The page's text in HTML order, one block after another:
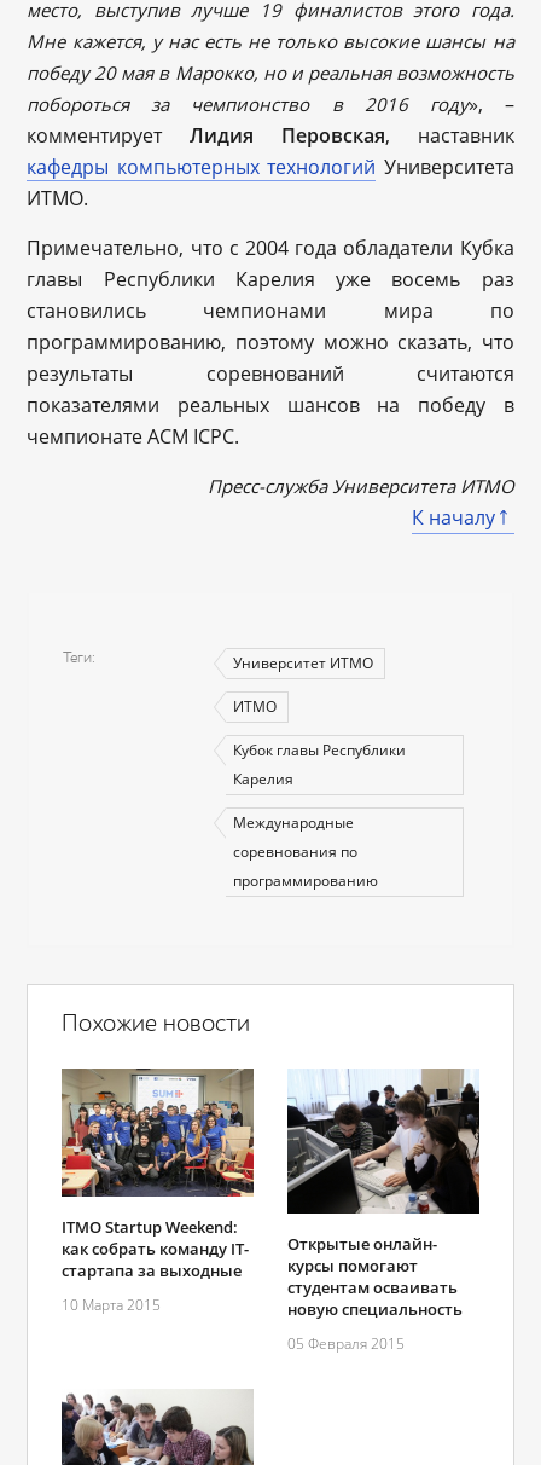
место, выступив лучше 19 финалистов этого года.
Мне кажется, у нас есть не только высокие шансы на
победу 20 мая в Марокко, но и реальная возможность
побороться за чемпионство в 2016 году», –
комментируетЛидия Перовская, наставник
кафедры компьютерных технологий Университета
ИТМО.
Примечательно, что с 2004 года обладатели Кубка
главы Республики Карелия уже восемь раз
становились чемпионами мира по
программированию, поэтому можно сказать, что
результаты соревнований считаются
показателями реальных шансов на победу в
чемпионате ACM ICPC.
Пресс-служба Университета ИТМО
К началу
Теги Университет ИТМО
ИТМО
Кубок главы Республики
Карелия
Международные
соревнования по
программированию
Похожие новости
ITMO Startup Weekend:
как собрать команду IT-
стартапа за выходные
10 Марта 2015
Открытые онлайн-
курсы помогают
студентам осваивать
новую специальность
05 Февраля 2015